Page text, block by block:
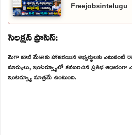
Freejobsintelugu
సెలక్షన్ ప్రాసెస్:
మెగా జాబ్ మేళాకు హాజరయిన అభ్యర్థులకు ఎటువంటి
మార్కులు, ఇంటర్వ్యూలో కనబరిచిన ప్రతిభ ఆధారంగా
ఇంటర్వ్యూ మాత్రమే ఉంటుంది.